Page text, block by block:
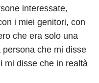
interessate,
i miei genitori, con
che era solo una
persona che mi disse
mi disse che in realtà